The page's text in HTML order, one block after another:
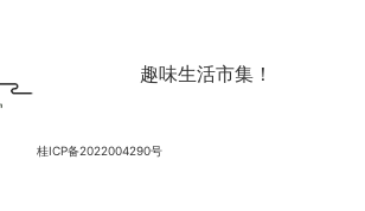
趣味生活市集！
桂ICP备2022004290号